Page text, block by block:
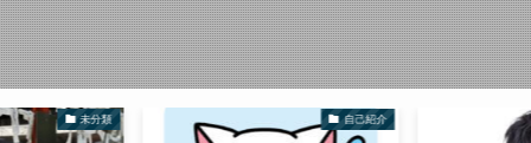
未分類 自己紹介